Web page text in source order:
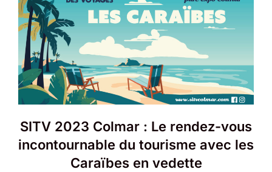
SITV 2023 Colmar : Le rendez-vous
incontournable du tourisme avec les
Caraïbes en vedette